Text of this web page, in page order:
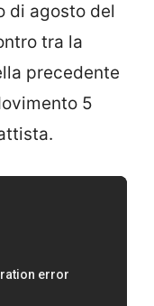
di agosto del
tra la
precedente
5